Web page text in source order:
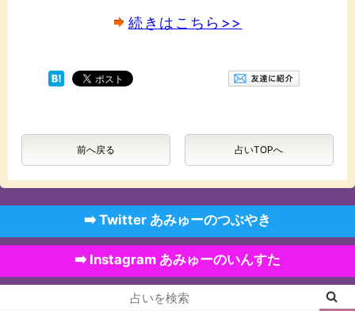
続きはこちら>>
前へ戻る 占いTOPへ
➡️ Twitter あみゅーのつぶやき
➡️ Instagram あみゅーのいんすた